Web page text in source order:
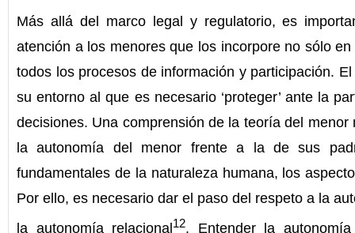
Más allá del marco legal y regulatorio, es
atención a los menores que los incorpore no sólo
todos los procesos de información y participación.
su entorno al que es necesario ‘proteger’ ante la
decisiones. Una comprensión de la teoría del
la autonomía del menor frente a la de sus
fundamentales de la naturaleza humana, los
Por ello, es necesario dar el paso del respeto a la
la autonomía relacional12. Entender la